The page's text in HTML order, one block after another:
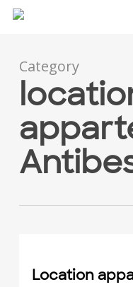
Skip
contentCategory
Location